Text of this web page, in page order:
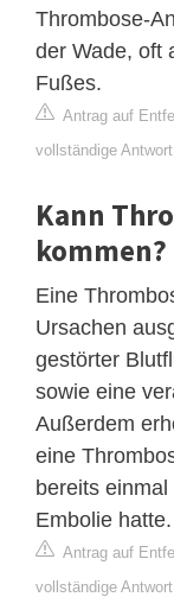
Thrombose-
der Wade, oft
Fußes.
Antrag auf
vollständige
Kann
kommen?
Eine
Ursachen
gestörter
sowie eine
Außerdem
eine
bereits
Embolie hatte.
Antrag auf
vollständige